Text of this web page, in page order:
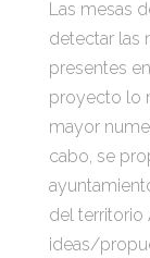
Las mesas
detectar las
presentes
proyecto lo
mayor
cabo, se
del territorio
ideas/